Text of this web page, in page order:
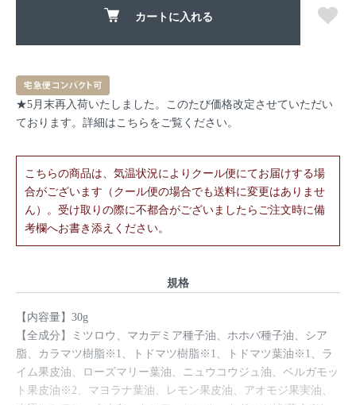
カートに入れる
★5月末再入荷いたしました。このたび価格改定させていただい
ております。詳細はこちら をご覧ください。
こちらの商品は、気温状況によりクール便にてお届けする場
合がございます（クール便の場合でも送料に変更はありませ
ん）。受け取りの際に不都合がございましたらご注文時に備
考欄へお書き添えください。
規格
【内容量】30g
【全成分】ミツロウ、マカデミア種子油、ホホバ種子油、シア
脂、カラマツ樹脂※1、トドマツ樹脂※1、トドマツ葉油※1、ラ
イム果皮油、ローズマリー葉油、ニュウコウジュ油、ベルガモッ
ト果皮油※2、マヨラナ葉油、レモン果皮油、アオモジ果実油、